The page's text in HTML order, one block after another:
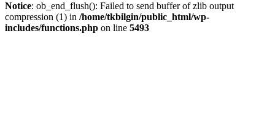
Notice: ob_end_flush(): Failed to send buffer of zlib output
compression (1) in /home/tkbilgin/public_html/wp-
includes/functions.php on line 5493